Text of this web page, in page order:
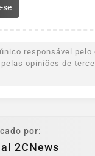
se
responsável
opiniões de
por:
2CNews